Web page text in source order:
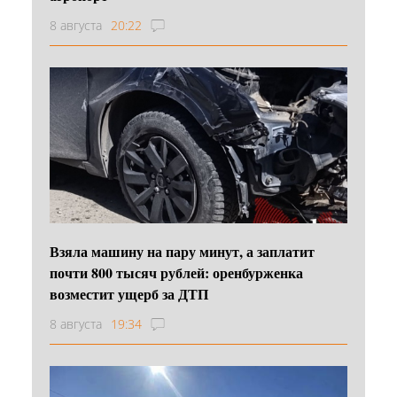
8 августа 20:22
Взяла машину на пару минут, а заплатит
почти 800 тысяч рублей: оренбурженка
возместит ущерб за ДТП
8 августа 19:34